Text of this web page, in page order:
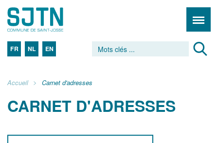
FR NL EN
Accueil Carnet d'adresses
CARNET D'ADRESSES